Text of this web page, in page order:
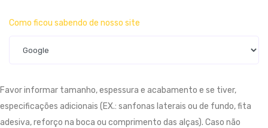
Como ficou sabendo de nosso site
Favor informar tamanho, espessura e acabamento e se tiver,
especificações adicionais (EX.: sanfonas laterais ou de fundo, fita
adesiva, reforço na boca ou comprimento das alças). Caso não